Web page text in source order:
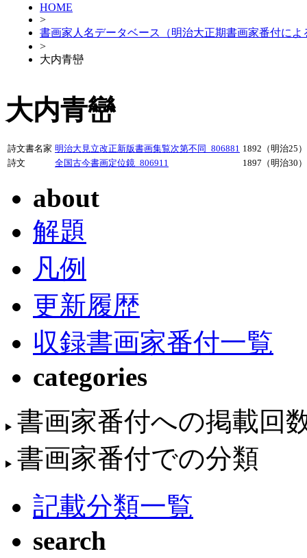
HOME
>
書画家人名データベース（明治大正期書画家番付によ
>
大内青巒
大内青巒
詩文書名家 明治大見立改正新版書画集覧次第不同_806881 1892（明治25）
詩文
全国古今書画定位鏡_806911 1897（明治30）
about
解題
凡例
更新履歴
収録書画家番付一覧
categories
書画家番付への掲載回
書画家番付での分類
記載分類一覧
search